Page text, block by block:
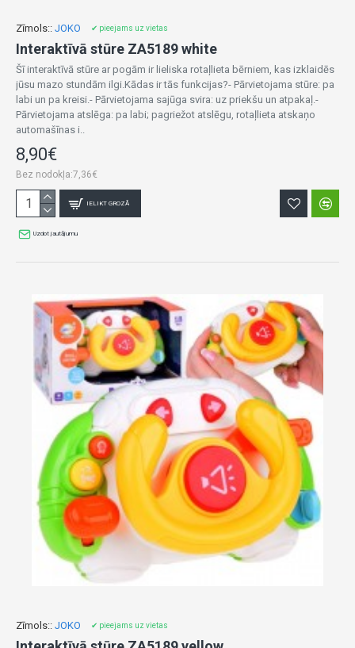
Zīmols:: JOKO ✔ pieejams uz vietas
Interaktīvā stūre ZA5189 white
Šī interaktīvā stūre ar pogām ir lieliska rotaļlieta bērniem, kas izklaidēs
jūsu mazo stundām ilgi.Kādas ir tās funkcijas?- Pārvietojama stūre: pa
labi un pa kreisi.- Pārvietojama sajūga svira: uz priekšu un atpakaļ.-
Pārvietojama atslēga: pa labi; pagriežot atslēgu, rotaļlieta atskaņo
automašīnas i..
8,90€
Bez nodokļa:7,36€
IELIKT GROZĀ
Uzdot jautājumu
Zīmols:: JOKO ✔ pieejams uz vietas